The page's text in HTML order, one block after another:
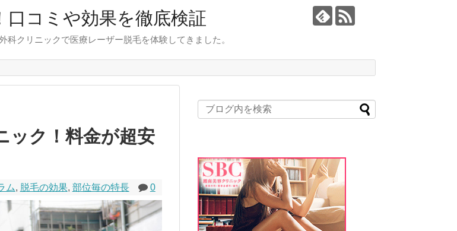
口コミや効果を徹底検証
クリニックで医療レーザー脱毛を体験してきました。
ック！料金が超安
ム, 脱毛の効果, 部位毎の特長 0